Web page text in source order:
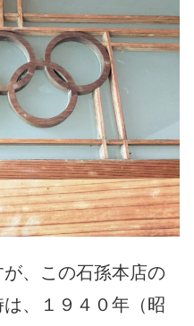
、この石孫本店の
、１９４０年（昭